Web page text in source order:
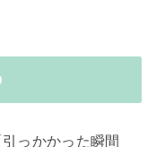
っかかった瞬間